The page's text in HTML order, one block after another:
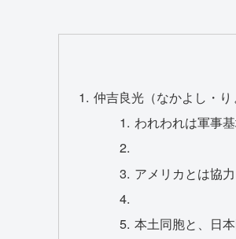
仲吉良光（なかよし・り
われわれは軍事
アメリカとは協
本土同胞と、日